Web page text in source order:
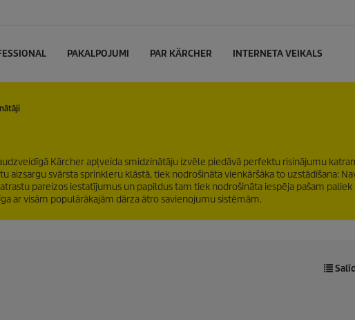
PAKALPOJUMI PAR KÄRCHER INTERNETA VEIKALS
Kärcher apļveida smidzinātāju izvēle piedāvā perfektu risinājumu
aizsargu svārsta sprinkleru klāstā, tiek nodrošināta vienkāršāka to uzstādīšana:
pareizos iestatījumus un papildus tam tiek nodrošināta iespēja pašam paliek
ar visām populārākajām dārza ātro savienojumu sistēmām.